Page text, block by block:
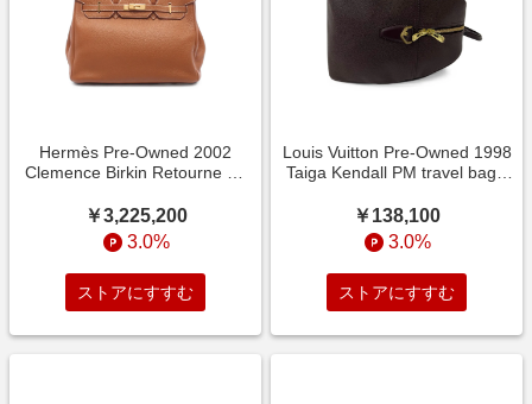
Hermès Pre-Owned 2002
Clemence Birkin Retourne 35
￥3,225,200
3.0%
ストアにすすむ
Louis Vuitton Pre-Owned 1998
Taiga Kendall PM travel bag -
￥138,100
3.0%
ストアにすすむ